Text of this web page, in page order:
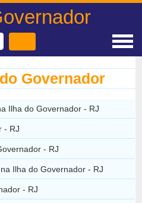
Governador
Ilha do Governador - RJ
- RJ
- RJ
Ilha do Governador - RJ
- RJ